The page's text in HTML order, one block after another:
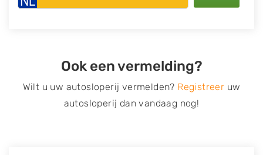
Ook een vermelding?
Wilt u uw autosloperij vermelden? Registreer uw
autosloperij dan vandaag nog!